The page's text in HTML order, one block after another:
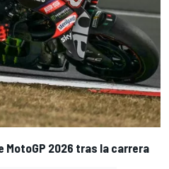
MotoGP 2026 tras la carrera